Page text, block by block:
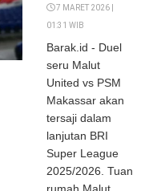
Prediksi Skor,
Susunan
Pemain,
Analisis
Taktik
7 MARET 2026 |
01:31 WIB
Barak.id - Duel
seru Malut
United vs PSM
Makassar akan
tersaji dalam
lanjutan BRI
Super League
2025/2026. Tuan
rumah Malut...